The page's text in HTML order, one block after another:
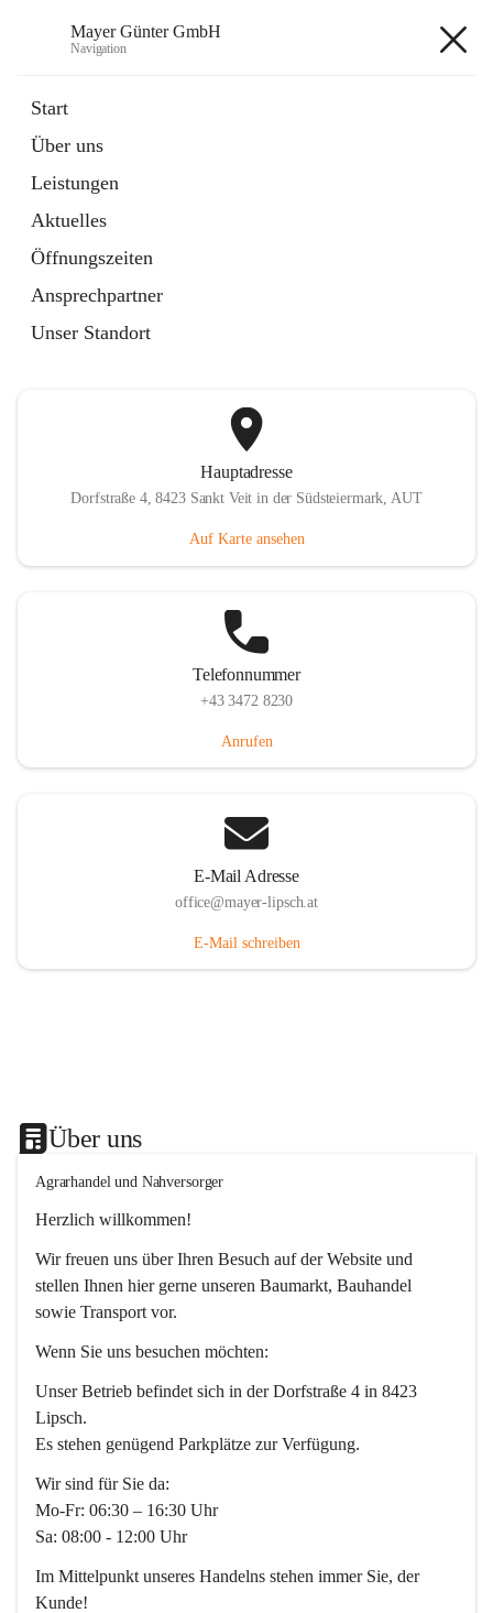
Mayer Günter GmbH
Navigation
Start
Über uns
Leistungen
Aktuelles
Öffnungszeiten
Ansprechpartner
Unser Standort
Artikel
in
Tab
TRANSPORTE
Artikel
öffnet
in
neuem
Tab
Hauptadresse
Dorfstraße 4, 8423 Sankt Veit in der Südsteiermark, AUT
Auf Karte ansehen
Telefonnummer
+43 3472 8230
Anrufen
E-Mail Adresse
office@mayer-lipsch.at
E-Mail schreiben
Über uns
Agrarhandel und Nahversorger
Herzlich willkommen!
Wir freuen uns über Ihren Besuch auf der Website und
stellen Ihnen hier gerne unseren Baumarkt, Bauhandel
sowie Transport vor.
Wenn Sie uns besuchen möchten:
Unser Betrieb befindet sich in der Dorfstraße 4 in 8423
Lipsch.
Es stehen genügend Parkplätze zur Verfügung.
Wir sind für Sie da:
Mo-Fr: 06:30 – 16:30 Uhr
Sa: 08:00 - 12:00 Uhr
Im Mittelpunkt unseres Handelns stehen immer Sie, der
Kunde!